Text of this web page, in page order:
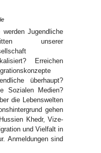
werden Jugendliche
unserer
Erreichen
überhaupt?
Sozialen Medien?
die Lebenswelten
gehen
Khedr, Vize-
und Vielfalt in
Anmeldungen sind